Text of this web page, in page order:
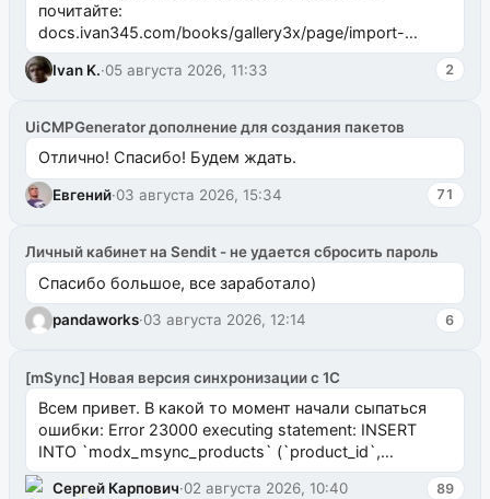
почитайте:
docs.ivan345.com/books/gallery3x/page/import-
ms2galleryphp
Ivan K.·05 августа 2026, 11:33 2
UiCMPGenerator дополнение для создания пакетов
Отлично! Спасибо! Будем ждать.
Евгений·03 августа 2026, 15:34 71
Личный кабинет на Sendit - не удается сбросить пароль
Спасибо большое, все заработало)
pandaworks·03 августа 2026, 12:14 6
[mSync] Новая версия синхронизации с 1С
Всем привет. В какой то момент начали сыпаться
ошибки: Error 23000 executing statement: INSERT
INTO `modx_msync_products` (`product_id`,
`uuid_1c`) VALUES ...
Сергей Карпович·02 августа 2026, 10:40 89